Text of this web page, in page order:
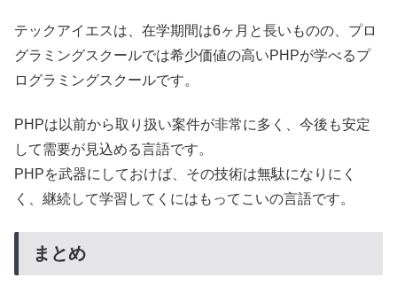
テックアイエスは、在学期間は6ヶ月と長いものの、プロ
グラミングスクールでは希少価値の高いPHPが学べるプ
ログラミングスクールです。
PHPは以前から取り扱い案件が非常に多く、今後も安定
して需要が見込める言語です。
PHPを武器にしておけば、その技術は無駄になりにく
く、継続して学習してくにはもってこいの言語です。
まとめ